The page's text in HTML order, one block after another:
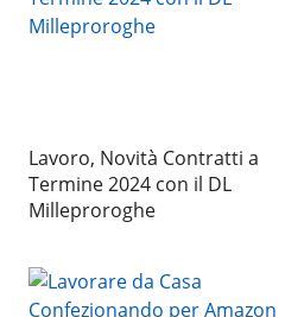
Lavoro, Novità Contratti a
Termine 2024 con il DL
Milleproroghe